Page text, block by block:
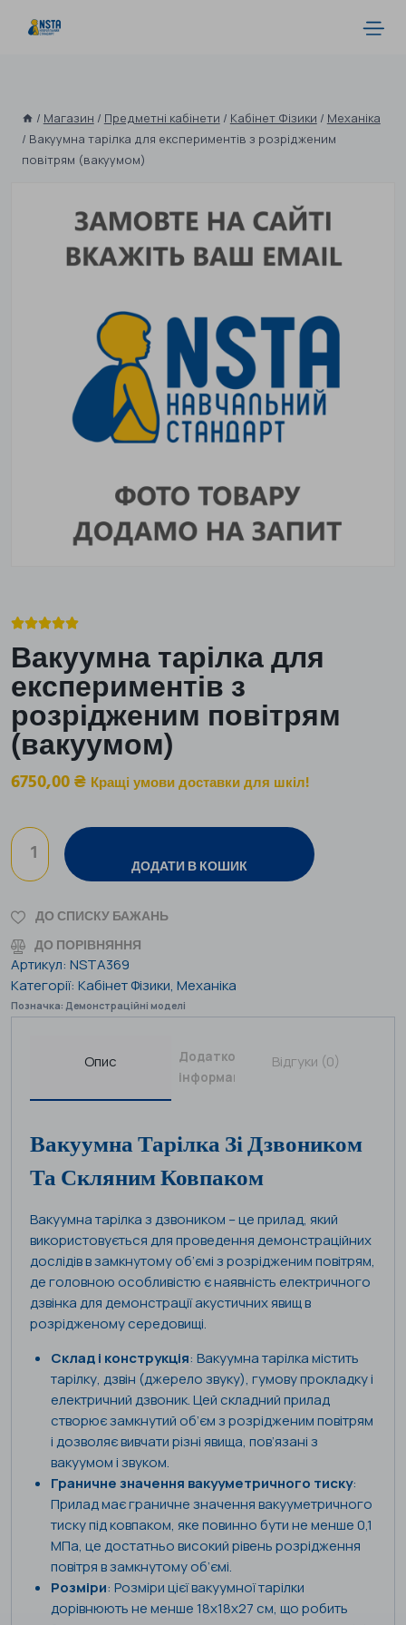
/ Магазин / Предметні кабінети / Кабінет Фізики / Механіка
/ Вакуумна тарілка для експериментів з розрідженим
повітрям (вакуумом)

Вакуумна тарілка для
експериментів з
розрідженим повітрям
(вакуумом)
6750,00₴ Кращі умови доставки для шкіл!
ДОДАТИ В КОШИК
ДО СПИСКУ БАЖАНЬ
ДО ПОРІВНЯННЯ
Артикул: NSTA369
Категорії: Кабінет Фізики, Механіка
Позначка: Демонстраційні моделі
Опис
Додаткова
інформація
Відгуки (0)
Вакуумна Тарілка Зі Дзвоником
Та Скляним Ковпаком
Вакуумна тарілка з дзвоником – це прилад, який
використовується для проведення демонстраційних
дослідів в замкнутому об’ємі з розрідженим повітрям,
де головною особливістю є наявність електричного
дзвінка для демонстрації акустичних явищ в
розрідженому середовищі.
Склад і конструкція: Вакуумна тарілка містить
тарілку, дзвін (джерело звуку), гумову прокладку і
електричний дзвоник. Цей складний прилад
створює замкнутий об’єм з розрідженим повітрям
і дозволяє вивчати різні явища, пов’язані з
вакуумом і звуком.
Граничне значення вакууметричного тиску:
Прилад має граничне значення вакууметричного
тиску під ковпаком, яке повинно бути не менше 0,1
МПа, це достатньо високий рівень розрідження
повітря в замкнутому об’ємі.
Розміри: Розміри цієї вакуумної тарілки
дорівнюють не менше 18х18х27 см, що робить